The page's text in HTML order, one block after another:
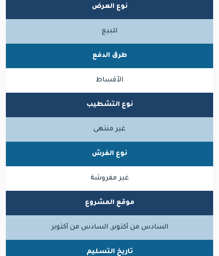
نوع العرض
للبيع
طرق الدفع
الأقساط
نوع التشطيب
غير منتهى
نوع الفرش
غير مفروشة
موقع المشروع
السادس من أكتوبر, السادس من أكتوبر
تاريخ التسليم